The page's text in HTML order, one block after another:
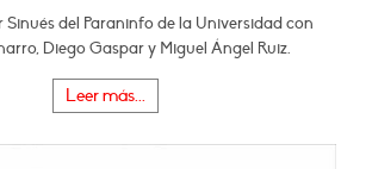
Sinués del Paraninfo de la Universidad con
Diego Gaspar y Miguel Ángel Ruiz.
Leer más...